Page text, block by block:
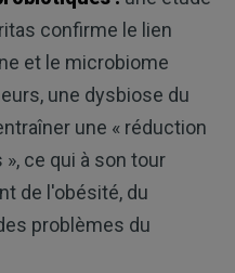
confirme le lien
et le microbiome
une dysbiose du
une « réduction
ce qui à son tour
de l'obésité, du
problèmes du